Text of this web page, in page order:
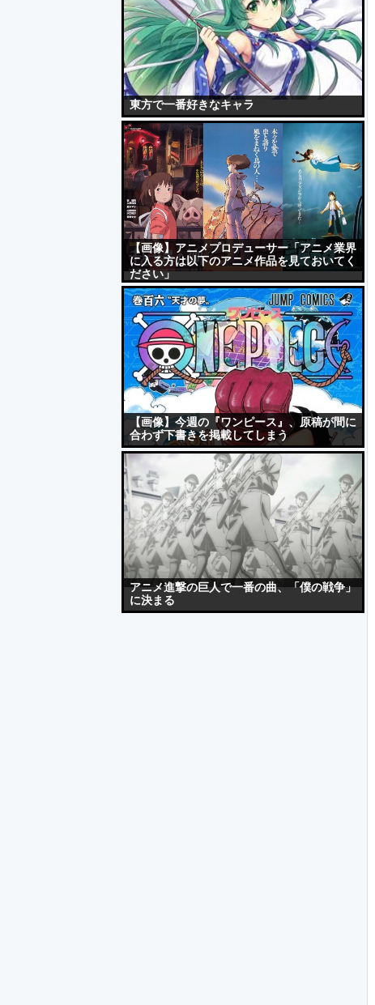
東方で一番好きなキャラ
【画像】アニメプロデューサー「アニメ業界
に入る方は以下のアニメ作品を見ておいてく
ださい」
【画像】今週の『ワンピース』、原稿が間に
合わず下書きを掲載してしまう
アニメ進撃の巨人で一番の曲、「僕の戦争」
に決まる